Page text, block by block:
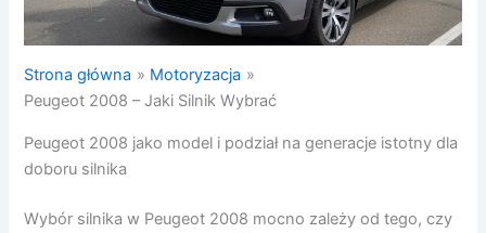
Strona główna
Motoryzacja
Peugeot 2008 – Jaki Silnik Wybrać
Peugeot 2008 jako model i podział na generacje istotny dla
doboru silnika
Wybór silnika w Peugeot 2008 mocno zależy od tego, czy